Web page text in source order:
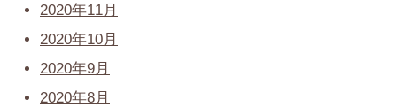
2020年11月
2020年10月
2020年9月
2020年8月